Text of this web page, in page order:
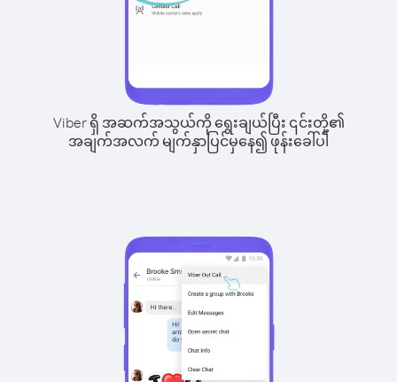
Viber ရှိ အဆက်အသွယ်ကို ရွေးချယ်ပြီး ၎င်းတို့၏
အချက်အလက် မျက်နှာပြင်မှနေ၍ ဖုန်းခေါ်ပါ